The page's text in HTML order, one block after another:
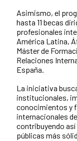
Asimismo, el
hasta 11 becas
profesionales
América Latina,
Máster de
Relaciones
España.
La iniciativa
institucionales,
conocimientos y
internacionales
contribuyendo
públicas más